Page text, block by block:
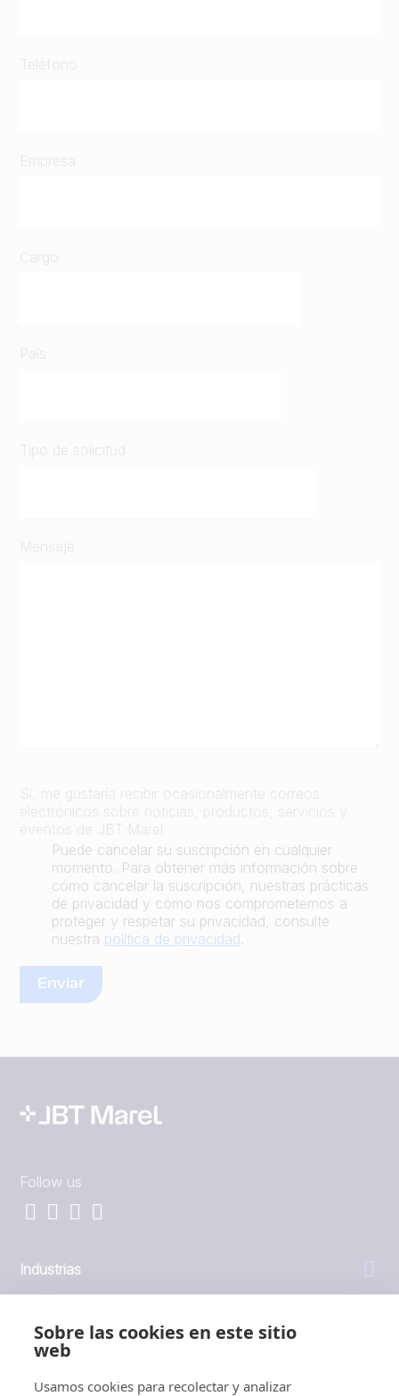
Sobre las cookies en este sitio
web
Usamos cookies para recolectar y analizar
Teléfono
Empresa
Cargo
País
Tipo de solicitud
Mensaje
Sí, me gustaría recibir ocasionalmente correos
electrónicos sobre noticias, productos, servicios y
eventos de JBT Marel.
Puede cancelar su suscripción en cualquier
momento. Para obtener más información sobre
cómo cancelar la suscripción, nuestras prácticas
de privacidad y cómo nos comprometemos a
proteger y respetar su privacidad, consulte
nuestra política de privacidad.
Follow us
Industrias